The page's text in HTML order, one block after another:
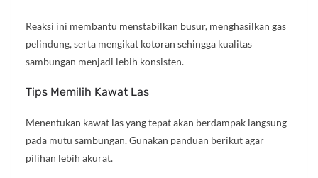
Reaksi ini membantu menstabilkan busur, menghasilkan gas
pelindung, serta mengikat kotoran sehingga kualitas
sambungan menjadi lebih konsisten.
Tips Memilih Kawat Las
Menentukan kawat las yang tepat akan berdampak langsung
pada mutu sambungan. Gunakan panduan berikut agar
pilihan lebih akurat.